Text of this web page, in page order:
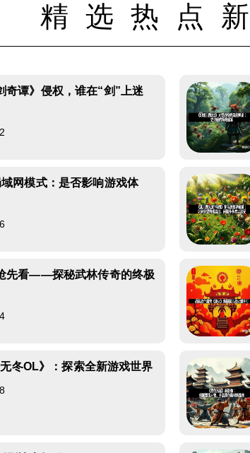
精选热点
奇谭》侵权，谁在“剑”上迷
网模式：是否影响游戏体
先看——探秘武林传奇的终极
冬OL》：探索全新游戏世界